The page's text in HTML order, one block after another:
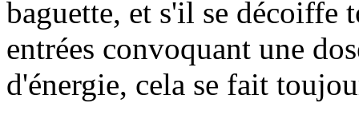
baguette, et s'il se décoiffe
entrées convoquant une
d'énergie, cela se fait